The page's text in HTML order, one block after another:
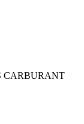
CARBURANT